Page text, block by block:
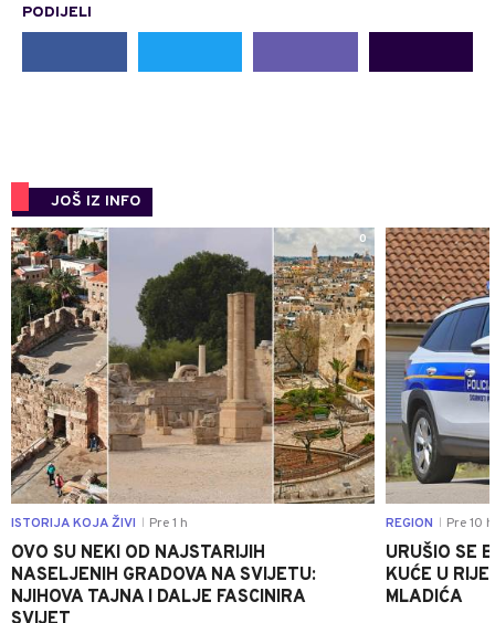
PODIJELI
JOŠ IZ INFO
0
ISTORIJA KOJA ŽIVI Pre 1 h
OVO SU NEKI OD NAJSTARIJIH
NASELJENIH GRADOVA NA SVIJETU:
NJIHOVA TAJNA I DALJE FASCINIRA
REGION Pre 10 h
URUŠIO SE
KUĆE U
MLADIĆA